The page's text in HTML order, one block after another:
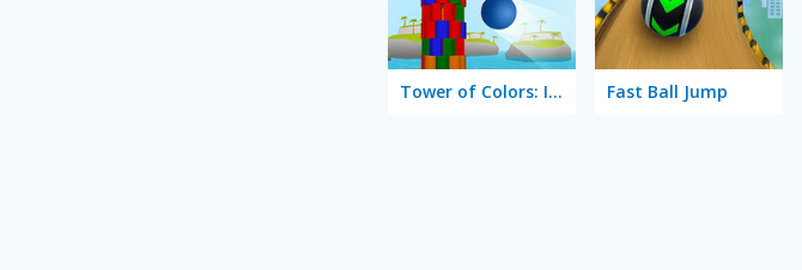
Tower of Colors: Island Edition Fast Ball Jump